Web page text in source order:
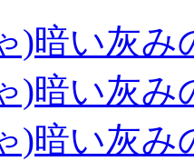
)暗い灰み
)暗い灰み
)暗い灰み